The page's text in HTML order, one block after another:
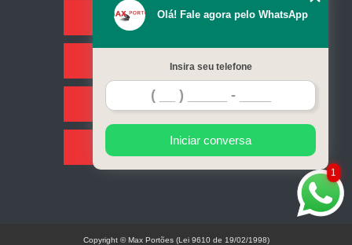
Missão
Serviços
Contato
Mapa do site
1
Olá! Fale agora pelo WhatsApp
Insira seu telefone
Iniciar conversa
Copyright © Max Portões (Lei 9610 de 19/02/1998)